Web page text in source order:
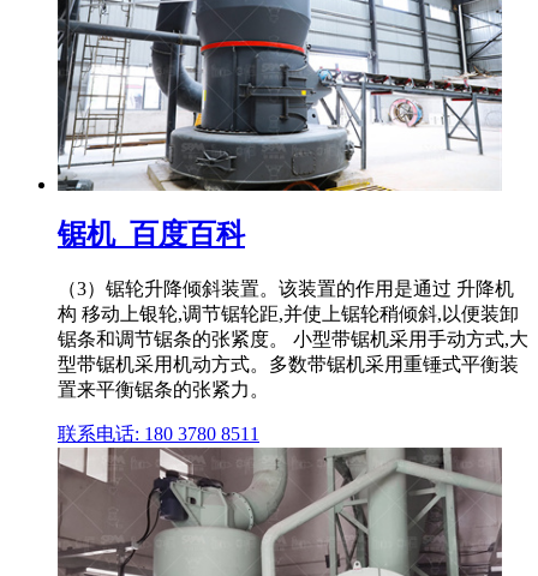
锯机_百度百科
（3）锯轮升降倾斜装置。该装置的作用是通过 升降机
构 移动上银轮,调节锯轮距,并使上锯轮稍倾斜,以便装卸
锯条和调节锯条的张紧度。 小型带锯机采用手动方式,大
型带锯机采用机动方式。多数带锯机采用重锤式平衡装
置来平衡锯条的张紧力。
联系电话: 180 3780 8511